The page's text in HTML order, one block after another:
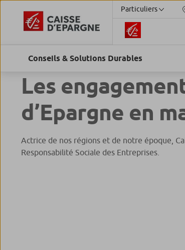
Particuliers
Les
d’Epargne en
Actrice de nos régions et de notre époque,
Responsabilité Sociale des Entreprises.